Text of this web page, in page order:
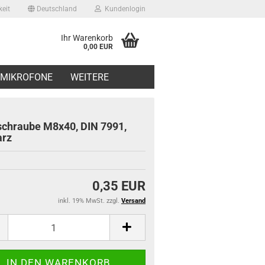
Deutschland Kundenlogin
Ihr Warenkorb
0,00 EUR
MIKROFONE WEITERE
M8x40, DIN 7991,
0,35 EUR
inkl. 19% MwSt. zzgl. Versand